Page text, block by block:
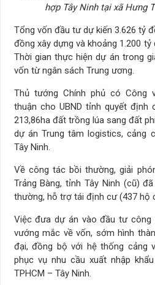
hợp Tây Ninh tại xã Hưng
Tổng vốn đầu tư dự kiến 3.626 tỷ
đồng xây dựng và khoảng 1.200
Thời gian thực hiện dự án trong
vốn từ ngân sách Trung ương.
Thủ tướng Chính phủ có Công
thuận cho UBND tỉnh quyết định
213,86ha đất trồng lúa sang đất
dự án Trung tâm logistics, cảng
Tây Ninh.
Về công tác bồi thường, giải
Trảng Bàng, tỉnh Tây Ninh (cũ)
thường, hỗ trợ tái định cư (437 hộ
Việc đưa dự án vào đầu tư
vướng mắc về vốn, sớm hình
đại, đồng bộ với hệ thống cảng
phục vụ nhu cầu xuất nhập
TPHCM – Tây Ninh.